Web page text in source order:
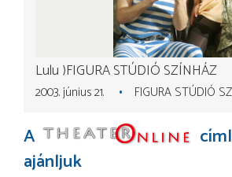
Lulu FIGURA STÚDIÓ SZÍNHÁZ
2003. június 21. FIGURA STÚDIÓ
A
ajánljuk